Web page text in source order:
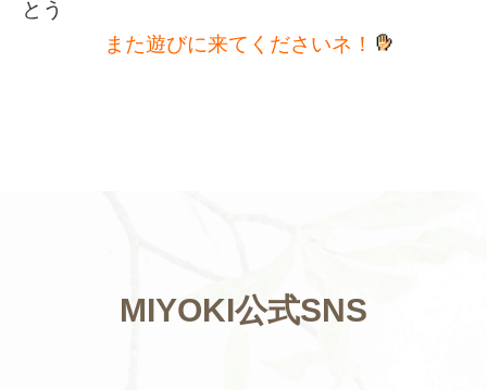
とう
また遊びに来てくださいネ！
MIYOKI公式SNS